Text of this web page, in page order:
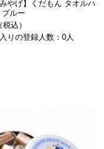
みやげ】くだもん タオルハ
ルー
込）
りの登録人数：0人